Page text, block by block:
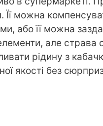
Її можна
або її можна
але
рідину з
якості без